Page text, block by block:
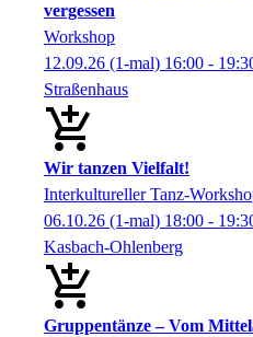
vergessen
Workshop
12.09.26 (1-mal) 16:00 -
Straßenhaus
Wir tanzen Vielfalt!
Interkultureller Tanz-
06.10.26 (1-mal) 18:00 -
Kasbach-Ohlenberg
Gruppentänze – Vom